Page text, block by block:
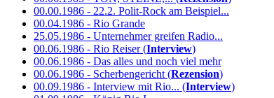
00.00.1986 - 22.2. Polit-Rock am Beispiel...
00.04.1986 - Rio Grande
25.05.1986 - Unternehmer greifen Radio...
00.06.1986 - Rio Reiser (Interview)
00.06.1986 - Das alles und noch viel mehr
00.06.1986 - Scherbengericht (Rezension)
00.09.1986 - Interview mit Rio... (Interview)